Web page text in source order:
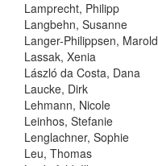
Lamprecht, Philipp
Langbehn, Susanne
Langer-Philippsen, Marold
Lassak, Xenia
László da Costa, Dana
Laucke, Dirk
Lehmann, Nicole
Leinhos, Stefanie
Lenglachner, Sophie
Leu, Thomas